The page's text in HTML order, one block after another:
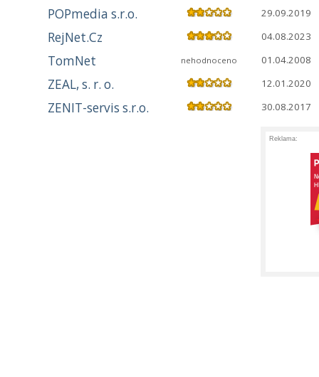
POPmedia s.r.o. 29.09.2019
RejNet.Cz 04.08.2023
TomNet nehodnoceno 01.04.2008
ZEAL, s. r. o. 12.01.2020
ZENIT-servis s.r.o. 30.08.2017
Reklama: